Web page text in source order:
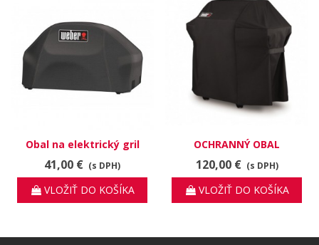
Obal na elektrický gril
Weber Pulse 2000
41,00 € (s DPH)
VLOŽIŤ DO KOŠÍKA
OCHRANNÝ OBAL
PREMIUM PRE SPIRIT II A
SPIRIT 300-SÉRIE
120,00 € (s DPH)
VLOŽIŤ DO KOŠÍKA